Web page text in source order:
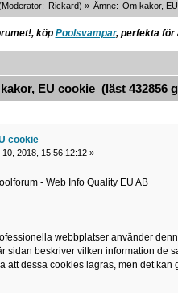
Rickard) » Ämne: Om kakor,
köp Poolsvampar, perfekta för
EU cookie (läst 432856
cookie
10, 2018, 15:56:12:12 »
- Web Info Quality EU AB
webbplatser använder
sidan beskriver vilken information de
att dessa cookies lagras, men det